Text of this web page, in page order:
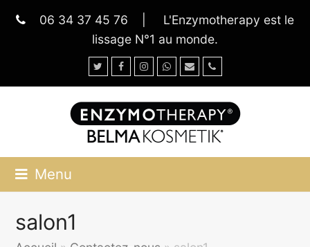
06 34 37 45 76
L'Enzymotherapy est le
lissage N°1 au monde.
TwitterFacebookInstagramWhatsapp
Email
Menu
salon1